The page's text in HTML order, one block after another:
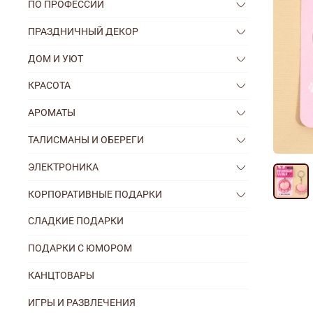
ПО ПРОФЕССИИ
ПРАЗДНИЧНЫЙ ДЕКОР
ДОМ И УЮТ
КРАСОТА
АРОМАТЫ
ТАЛИСМАНЫ И ОБЕРЕГИ
ЭЛЕКТРОНИКА
КОРПОРАТИВНЫЕ ПОДАРКИ
СЛАДКИЕ ПОДАРКИ
ПОДАРКИ С ЮМОРОМ
КАНЦТОВАРЫ
ИГРЫ И РАЗВЛЕЧЕНИЯ